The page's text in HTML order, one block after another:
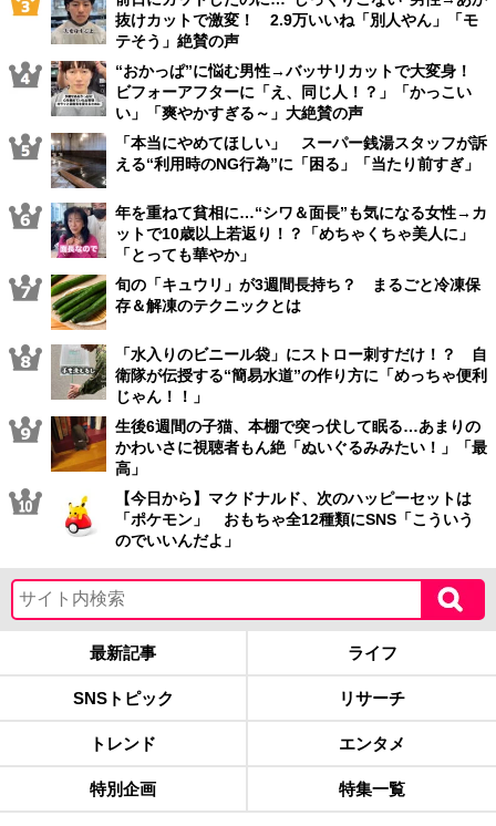
抜けカットで激変！ 2.9万いいね「別人やん」「モ
テそう」絶賛の声
“おかっぱ”に悩む男性→バッサリカットで大変身！
ビフォーアフターに「え、同じ人！？」「かっこい
い」「爽やかすぎる～」大絶賛の声
「本当にやめてほしい」 スーパー銭湯スタッフが訴
える“利用時のNG行為”に「困る」「当たり前すぎ」
年を重ねて貧相に…“シワ＆面長”も気になる女性→カ
ットで10歳以上若返り！？「めちゃくちゃ美人に」
「とっても華やか」
旬の「キュウリ」が3週間長持ち？ まるごと冷凍保
存＆解凍のテクニックとは
「水入りのビニール袋」にストロー刺すだけ！？ 自
衛隊が伝授する“簡易水道”の作り方に「めっちゃ便利
じゃん！！」
生後6週間の子猫、本棚で突っ伏して眠る…あまりの
かわいさに視聴者もん絶「ぬいぐるみみたい！」「最
高」
【今日から】マクドナルド、次のハッピーセットは
「ポケモン」 おもちゃ全12種類にSNS「こういう
のでいいんだよ」
最新記事 ライフ
SNSトピック リサーチ
トレンド エンタメ
特別企画 特集一覧